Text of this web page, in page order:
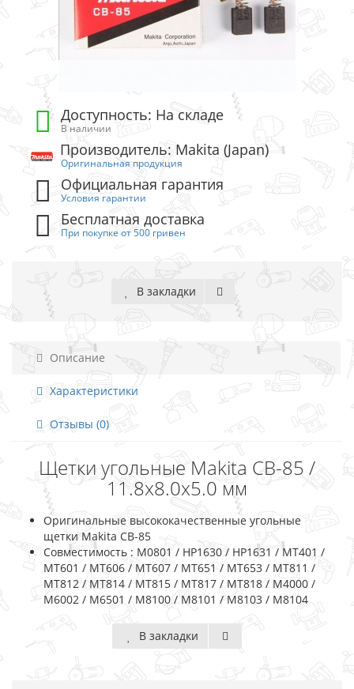
Доступность: На складе
В наличии
Производитель: Makita (Japan)
Оригинальная продукция
Официальная гарантия
Условия гарантии
Бесплатная доставка
При покупке от 500 гривен
В закладки
Описание
Характеристики
Отзывы (0)
Щетки угольные Makita CB-85 /
11.8х8.0х5.0 мм
Оригинальные высококачественные угольные
щетки Makita CB-85
Совместимость : M0801 / HP1630 / HP1631 / MT401 /
MT601 / MT606 / MT607 / MT651 / MT653 / MT811 /
MT812 / MT814 / MT815 / MT817 / MT818 / M4000 /
M6002 / M6501 / M8100 / M8101 / M8103 / M8104
В закладки